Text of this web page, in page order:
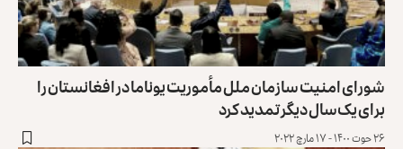
شورای امنیت سازمان ملل مأموریت یوناما در افغانستان را
برای یک‌سال دیگر تمدید کرد
۲۶ حوت ۱۴۰۰ - ۱۷ مارچ ۲۰۲۲